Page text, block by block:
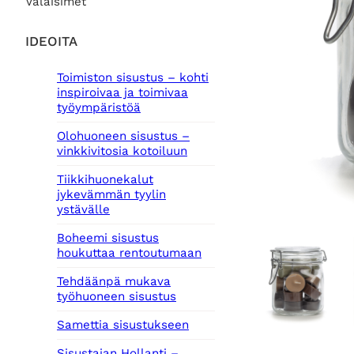
IDEOITA
Toimiston sisustus – kohti
inspiroivaa ja toimivaa
työympäristöä
Olohuoneen sisustus –
vinkkivitosia kotoiluun
Tiikkihuonekalut
jykevämmän tyylin
ystävälle
Boheemi sisustus
houkuttaa rentoutumaan
Tehdäänpä mukava
työhuoneen sisustus
Samettia sisustukseen